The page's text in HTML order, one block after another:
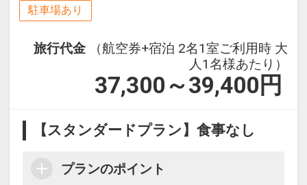
駐車場あり
旅行代金
（航空券+宿泊 2名1室ご利用時 大
人1名様あたり）
37,300～39,400 円
【スタンダードプラン】食事なし
プランのポイント